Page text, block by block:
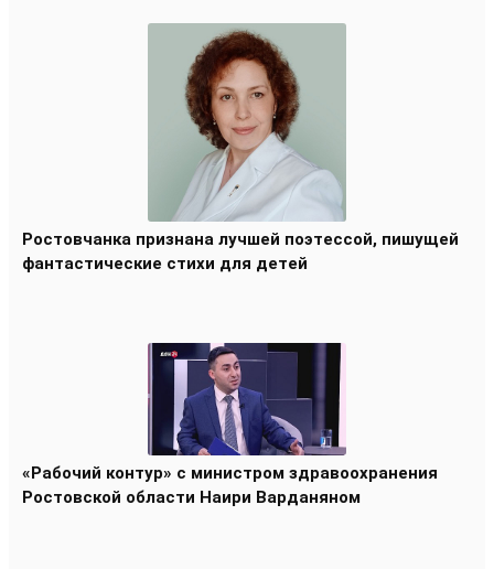
Ростовчанка признана лучшей поэтессой, пишущей
фантастические стихи для детей
«Рабочий контур» с министром здравоохранения
Ростовской области Наири Варданяном